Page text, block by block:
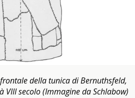
della tunica di Bernuthsfeld,
VIII secolo (Immagine da Schlabow)